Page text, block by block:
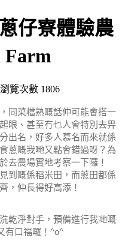
仔寮體驗農
Farm
瀏覽次數 1806
同菜檔熟嘅話仲可能會搭一
眼、甚至冇乜人會特別去畀
出名，好多人慕名而來就係
蔥嘅我哋又點會錯過呀？ 為
去農場實地考察一下囉！
到嘅係稻米田，而蔥田都係
，仲長得好高添！
乾淨對手，預備進行我哋嘅
有口福囉！^o^